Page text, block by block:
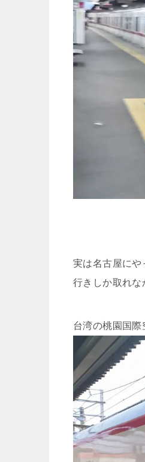
実は名古屋に
行きしか取れな
台湾の桃園国際